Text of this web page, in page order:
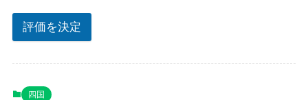
評価を決定
四国